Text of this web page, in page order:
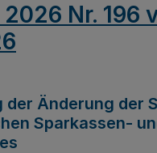
Nr. 196
der Änderung der
Sparkassen-